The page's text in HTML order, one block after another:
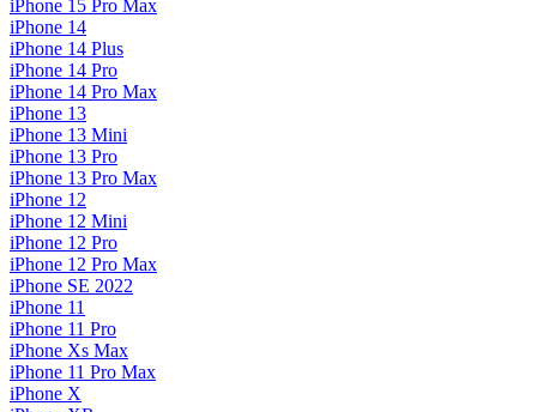
iPhone 15 Pro Max
iPhone 14
iPhone 14 Plus
iPhone 14 Pro
iPhone 14 Pro Max
iPhone 13
iPhone 13 Mini
iPhone 13 Pro
iPhone 13 Pro Max
iPhone 12
iPhone 12 Mini
iPhone 12 Pro
iPhone 12 Pro Max
iPhone SE 2022
iPhone 11
iPhone 11 Pro
iPhone Xs Max
iPhone 11 Pro Max
iPhone X